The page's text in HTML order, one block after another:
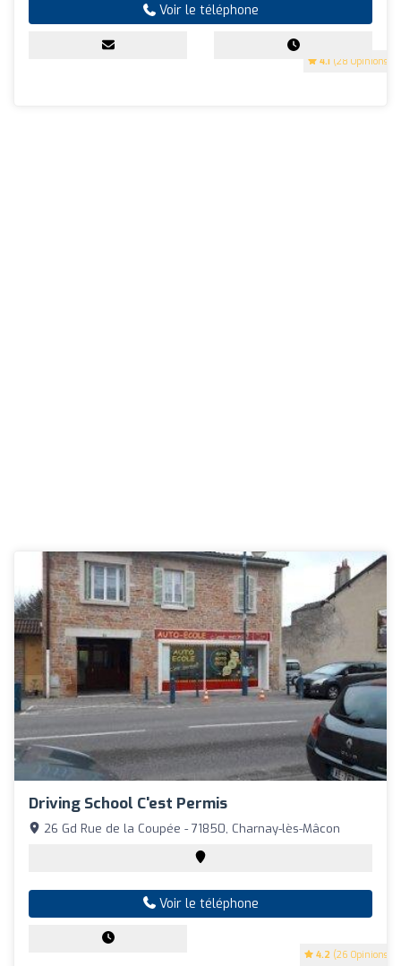
4.1 (28 Opinions)
Voir le téléphone
Driving School C'est Permis
4.2 (26 Opinions)
26 Gd Rue de la Coupée - 71850, Charnay-lès-Mâcon
Voir le téléphone